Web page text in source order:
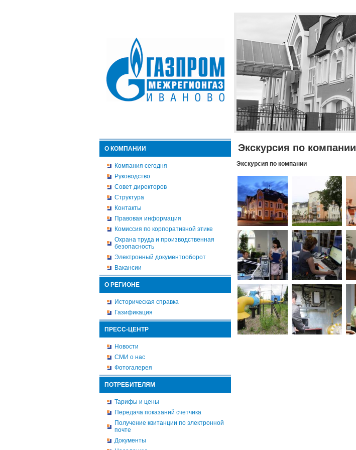
О КОМПАНИИ
Компания сегодня
Руководство
Совет директоров
Структура
Контакты
Правовая информация
Комиссия по корпоративной этике
Охрана труда и производственная
безопасность
Электронный документооборот
Вакансии
О РЕГИОНЕ
Историческая справка
Газификация
ПРЕСС-ЦЕНТР
Новости
СМИ о нас
Фотогалерея
ПОТРЕБИТЕЛЯМ
Тарифы и цены
Передача показаний счетчика
Получение квитанции по электронной
почте
Документы
Экскурсия по компании
Экскурсия по компании